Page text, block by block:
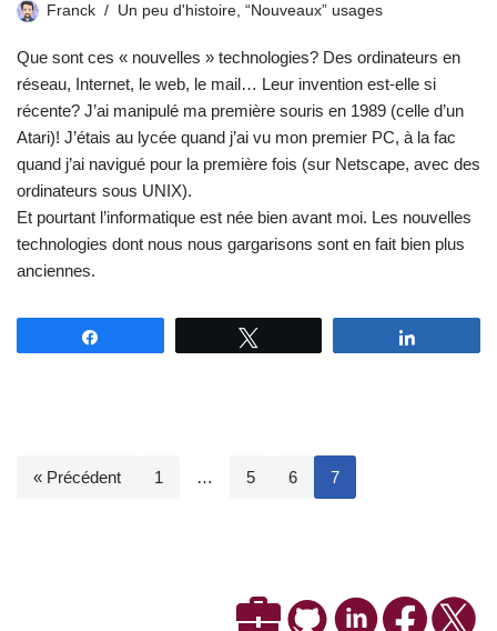
Franck Un peu d'histoire “Nouveaux” usages
Que sont ces « nouvelles » technologies? Des ordinateurs en
réseau, Internet, le web, le mail… Leur invention est-elle si
récente? J’ai manipulé ma première souris en 1989 (celle d’un
Atari)! J’étais au lycée quand j’ai vu mon premier PC, à la fac
quand j’ai navigué pour la première fois (sur Netscape, avec des
ordinateurs sous UNIX).
Et pourtant l’informatique est née bien avant moi. Les nouvelles
technologies dont nous nous gargarisons sont en fait bien plus
anciennes.
« Précédent 1 … 5 6 7